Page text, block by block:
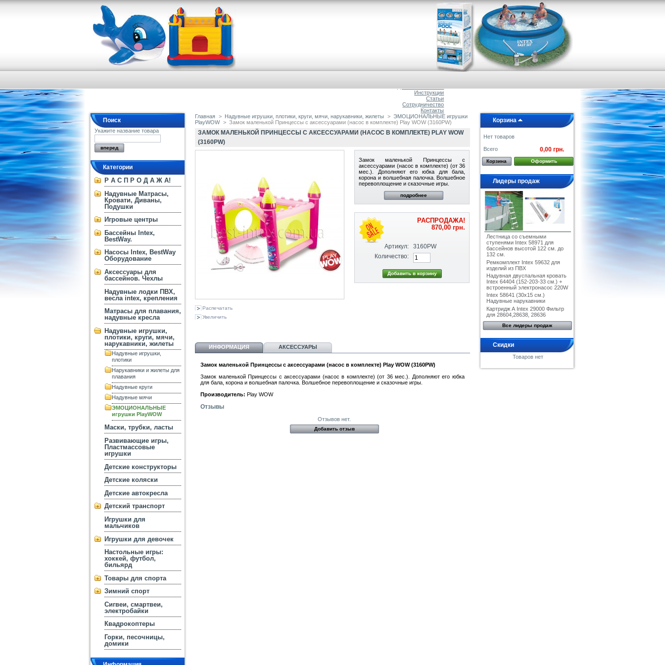
Инструкции
Статьи
Сотрудничество
Контакты
Поиск
Укажите название товара
Категории
Р А С П Р О Д А Ж А!
Надувные Матрасы,
Кровати, Диваны,
Подушки
Игровые центры
Бассейны Intex,
BestWay.
Насосы Intex, BestWay
Оборудование
Аксессуары для
бассейнов. Чехлы
Надувные лодки ПВХ,
весла intex, крепления
Матрасы для плавания,
надувные кресла
Надувные игрушки,
плотики, круги, мячи,
нарукавники, жилеты
Надувные игрушки,
плотики
Нарукавники и жилеты для
плавания
Надувные круги
Надувные мячи
ЭМОЦИОНАЛЬНЫЕ
игрушки PlayWOW
Маски, трубки, ласты
Развивающие игры,
Пластмассовые
игрушки
Детские конструкторы
Детские коляски
Детские автокресла
Детский транспорт
Игрушки для
мальчиков
Игрушки для девочек
Настольные игры:
хоккей, футбол,
бильярд
Товары для спорта
Зимний спорт
Сигвеи, смартвеи,
электробайки
Квадрокоптеры
Горки, песочницы,
домики
Главная > Надувные игрушки, плотики, круги, мячи, нарукавники, жилеты > ЭМОЦИОНАЛЬНЫЕ игрушки
PlayWOW > Замок маленькой Принцессы с аксессуарами (насос в комплекте) Play WOW (3160PW)
ЗАМОК МАЛЕНЬКОЙ ПРИНЦЕССЫ С АКСЕССУАРАМИ (НАСОС В КОМПЛЕКТЕ) PLAY WOW
(3160PW)
Распечатать
Увеличить
Замок маленькой Принцессы с
аксессуарами (насос в комплекте) (от 36
мес.). Дополняют его юбка для бала,
корона и волшебная палочка. Волшебное
перевоплощение и сказочные игры.
подробнее
РАСПРОДАЖА!
870,00 грн.
Артикул:
3160PW
Количество:
ИНФОРМАЦИЯ АКСЕССУАРЫ
Замок маленькой Принцессы с аксессуарами (насос в комплекте) Play WOW (3160PW)
Замок маленькой Принцессы с аксессуарами (насос в комплекте) (от 36 мес.). Дополняют его юбка
для бала, корона и волшебная палочка. Волшебное перевоплощение и сказочные игры.
Производитель: Play WOW
Отзывы
Отзывов нет.
Корзина
Нет товаров
Всего 0,00 грн.
Корзина Оформить
Лидеры продаж
Лестница со съемными
ступенями Intex 58971 для
бассейнов высотой 122 см. до
132 см.
Ремкомплект Intex 59632 для
изделий из ПВХ
Надувная двуспальная кровать
Intex 64404 (152-203-33 см.) +
встроенный электронасос 220W
Intex 58641 (30x15 см.)
Надувные нарукавники
Картридж А Intex 29000 Фильтр
для 28604,28638, 28636
Все лидеры продаж
Скидки
Товаров нет